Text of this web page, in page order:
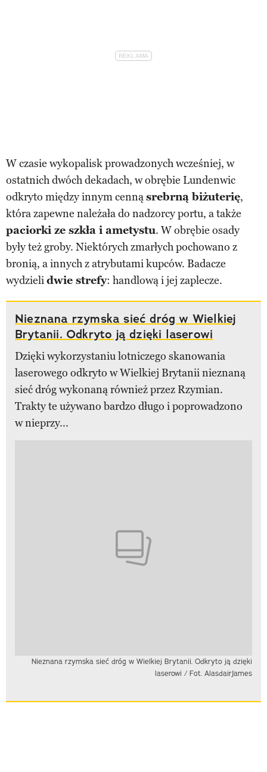
W czasie wykopalisk prowadzonych wcześniej, w
ostatnich dwóch dekadach, w obrębie Lundenwic
odkryto między innym cennąsrebrną biżuterię,
która zapewne należała do nadzorcy portu, a także
paciorki ze szkła i ametystu. W obrębie osady
były też groby. Niektórych zmarłych pochowano z
bronią, a innych z atrybutami kupców. Badacze
wydzielidwie strefy: handlową i jej zaplecze.
Nieznana rzymska sieć dróg w Wielkiej
Brytanii. Odkryto ją dzięki laserowi
Dzięki wykorzystaniu lotniczego skanowania
laserowego odkryto w Wielkiej Brytanii nieznaną
sieć dróg wykonaną również przez Rzymian.
Trakty te używano bardzo długo i poprowadzono
w nieprzy...
Nieznana rzymska sieć dróg w Wielkiej Brytanii. Odkryto ją dzięki
laserowi / Fot. AlasdairJames